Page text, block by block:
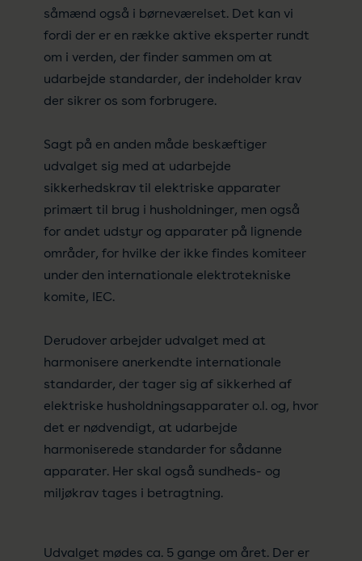
såmænd også i børneværelset. Det kan vi
fordi der er en række aktive eksperter rundt
om i verden, der finder sammen om at
udarbejde standarder, der indeholder krav
der sikrer os som forbrugere.
Sagt på en anden måde beskæftiger
udvalget sig med at udarbejde
sikkerhedskrav til elektriske apparater
primært til brug i husholdninger, men også
for andet udstyr og apparater på lignende
områder, for hvilke der ikke findes komiteer
under den internationale elektrotekniske
komite, IEC.
Derudover arbejder udvalget med at
harmonisere anerkendte internationale
standarder, der tager sig af sikkerhed af
elektriske husholdningsapparater o.l. og, hvor
det er nødvendigt, at udarbejde
harmoniserede standarder for sådanne
apparater. Her skal også sundheds- og
miljøkrav tages i betragtning.
Udvalget mødes ca. 5 gange om året. Der er